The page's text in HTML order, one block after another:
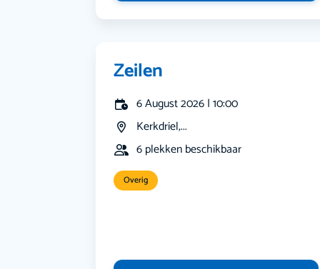
Zeilen
6 August 2026 | 10:00
Kerkdriel,...
6 plekken beschikbaar
Overig